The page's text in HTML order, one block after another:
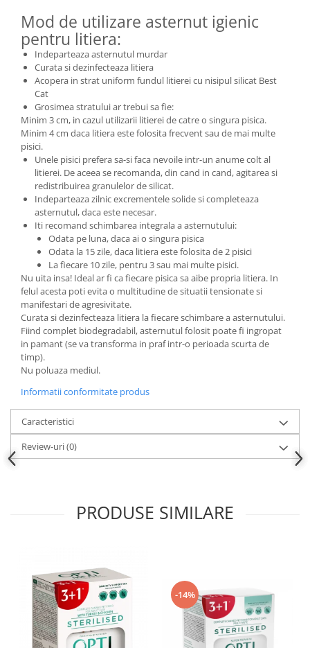
Mod de utilizare asternut igienic
pentru litiera:
Indeparteaza asternutul murdar
Curata si dezinfecteaza litiera
Acopera in strat uniform fundul litierei cu nisipul silicat Best
Cat
Grosimea stratului ar trebui sa fie:
Minim 3 cm, in cazul utilizarii litierei de catre o singura pisica.
Minim 4 cm daca litiera este folosita frecvent sau de mai multe
pisici.
Unele pisici prefera sa-si faca nevoile intr-un anume colt al
litierei. De aceea se recomanda, din cand in cand, agitarea si
redistribuirea granulelor de silicat.
Indeparteaza zilnic excrementele solide si completeaza
asternutul, daca este necesar.
Iti recomand schimbarea integrala a asternutului:
Odata pe luna, daca ai o singura pisica
Odata la 15 zile, daca litiera este folosita de 2 pisici
La fiecare 10 zile, pentru 3 sau mai multe pisici.
Nu uita insa! Ideal ar fi ca fiecare pisica sa aibe propria litiera. In
felul acesta poti evita o multitudine de situatii tensionate si
manifestari de agresivitate.
Curata si dezinfecteaza litiera la fiecare schimbare a asternutului.
Fiind complet biodegradabil, asternutul folosit poate fi ingropat
in pamant (se va transforma in praf intr-o perioada scurta de
timp).
Nu poluaza mediul.
Informatii conformitate produs
Caracteristici
Review-uri(0)
PRODUSE SIMILARE
-14%